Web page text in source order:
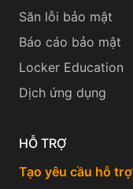
Săn lỗi bảo mật
Báo cáo bảo mật
Locker Education
Dịch ứng dụng
HỖ TRỢ
Tạo yêu cầu hỗ trợ